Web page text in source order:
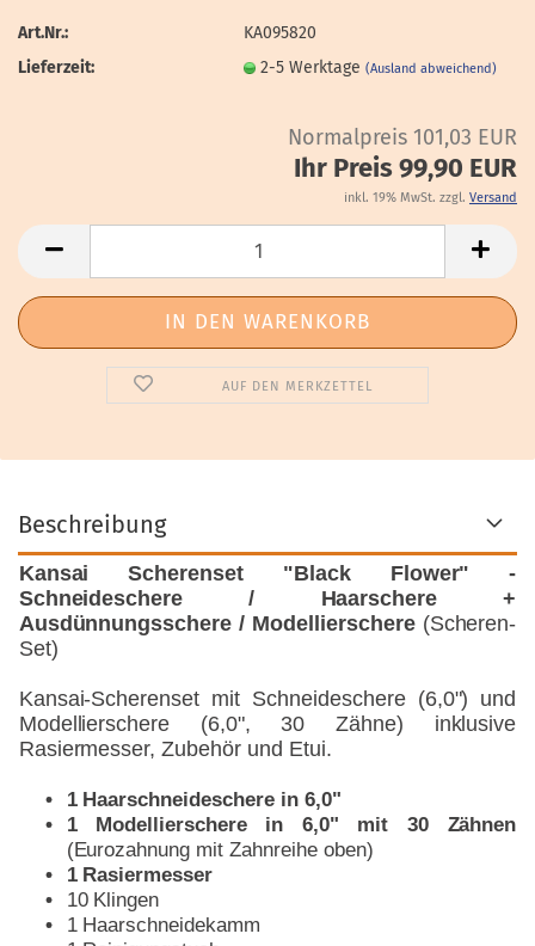
Art.Nr.:
KA095820
Lieferzeit:
2-5 Werktage(Ausland abweichend)
Normalpreis 101,03 EUR
Ihr Preis 99,90 EUR
inkl. 19% MwSt. zzgl. Versand
AUF DEN MERKZETTEL
Beschreibung
Kansai Scherenset "Black Flower" -
Schneideschere / Haarschere +
Ausdünnungsschere / Modellierschere(Scheren-
Set)
Kansai-Scherenset mit Schneideschere (6,0") und
Modellierschere (6,0", 30 Zähne) inklusive
Rasiermesser, Zubehör und Etui.
1 Haarschneideschere in 6,0"
1 Modellierschere in 6,0" mit 30 Zähnen
(Eurozahnung mit Zahnreihe oben)
1 Rasiermesser
10 Klingen
1 Haarschneidekamm